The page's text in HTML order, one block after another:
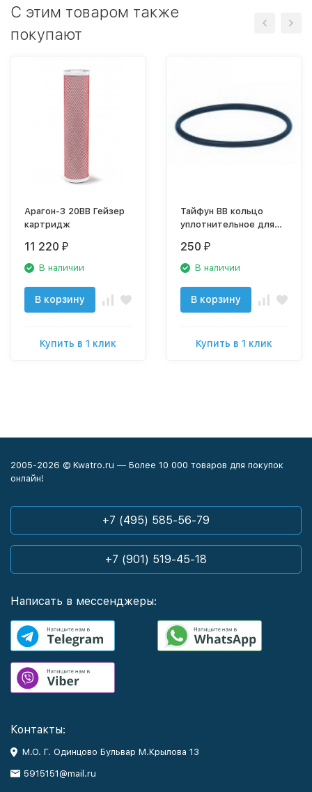
C этим товаром также
покупают
Арагон-3 20ВВ Гейзер
картридж
11 220 ₽
В наличии
В корзину
Купить в 1 клик
Тайфун BB кольцо
уплотнительное для
250 ₽
В наличии
В корзину
Купить в 1 клик
2005-2026 © Kwatro.ru — Более 10 000 товаров для покупок
онлайн!
+7 (495) 585-56-79
+7 (901) 519-45-18
Написать в мессенджеры:
Контакты:
М.О. Г. Одинцово Бульвар М.Крылова 13
5915151@mail.ru